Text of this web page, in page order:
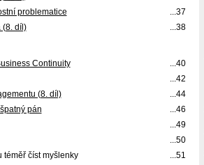
problematice
...37
(8. díl)
...38
Continuity
...40
...42
(8. díl)
...44
pán
...46
...49
...50
téměř číst myšlenky
...51